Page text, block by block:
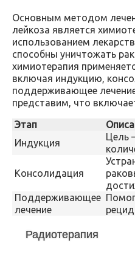
Основным методом
лейкоза является
использованием
способны уничтожать
химиотерапия
включая индукцию,
поддерживающее
представим, что
Этап
Индукция
Цель
Консолидация
Поддерживающее
лечение
Радиотерапия